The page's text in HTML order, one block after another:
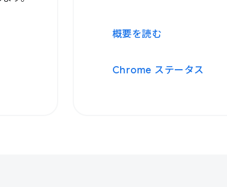
概要を読む
Chrome ステータス